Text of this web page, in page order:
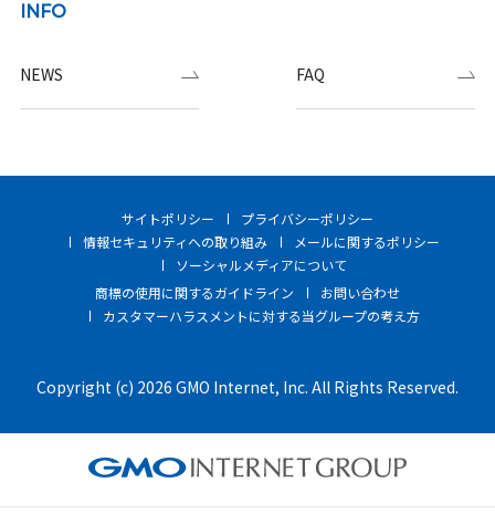
INFO
NEWS FAQ
サイトポリシー
プライバシーポリシー
情報セキュリティへの取り組み
メールに関するポリシー
ソーシャルメディアについて
商標の使用に関するガイドライン
お問い合わせ
カスタマーハラスメントに対する当グループの考え方
Copyright (c) 2026 GMO Internet, Inc. All Rights Reserved.